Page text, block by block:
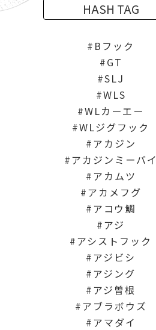
HASH TAG
Bフック
GT
SLJ
WLS
WLカーエー
WLジグフック
アカジン
アカジンミーバイ
アカムツ
アカメフグ
アコウ鯛
アジ
アシストフック
アジビシ
アジング
アジ曽根
アブラボウズ
アマダイ